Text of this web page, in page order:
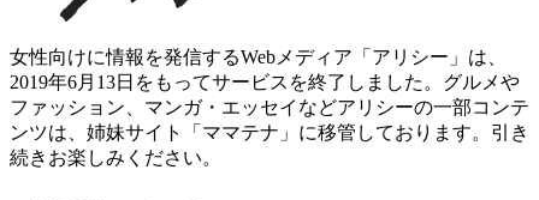
女性向けに情報を発信するWebメディア「アリシー」は、
2019年6月13日をもってサービスを終了しました。グルメや
ファッション、マンガ・エッセイなどアリシーの一部コンテ
ンツは、姉妹サイト「ママテナ」に移管しております。引き
続きお楽しみください。